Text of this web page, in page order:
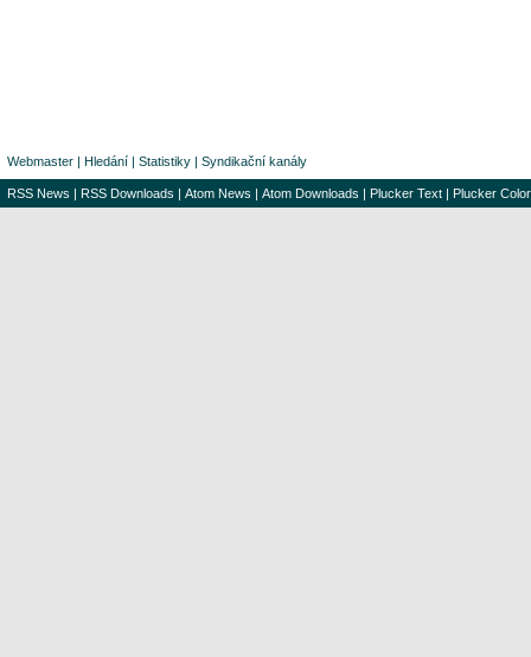
Webmaster | Hledání | Statistiky | Syndikační kanály
RSS News | RSS Downloads | Atom News | Atom Downloads | Plucker Text | Plucker Color